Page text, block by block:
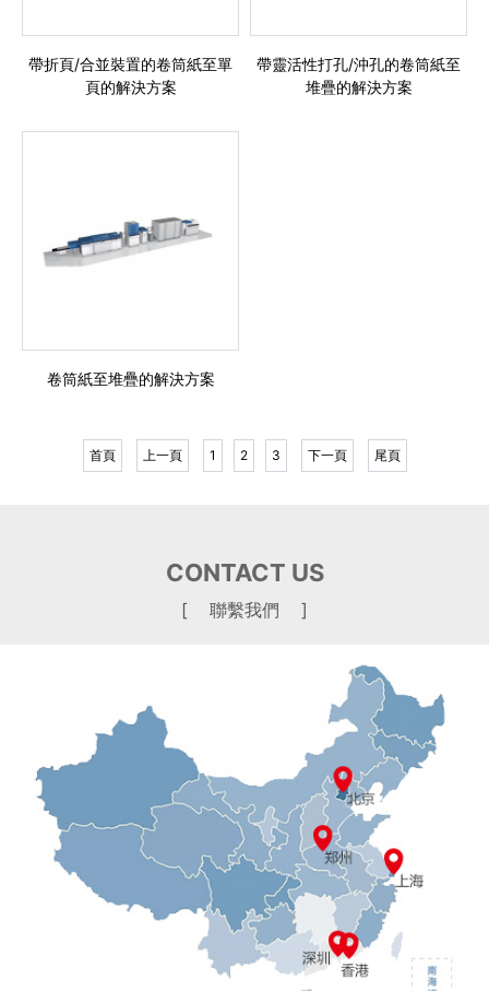
帶折頁/合並裝置的卷筒紙至單
頁的解決方案
帶靈活性打孔/沖孔的卷筒紙至
堆疊的解決方案
卷筒紙至堆疊的解決方案
首頁 上一頁 1 2 3 下一頁 尾頁
CONTACT US
[ 聯繫我們 ]